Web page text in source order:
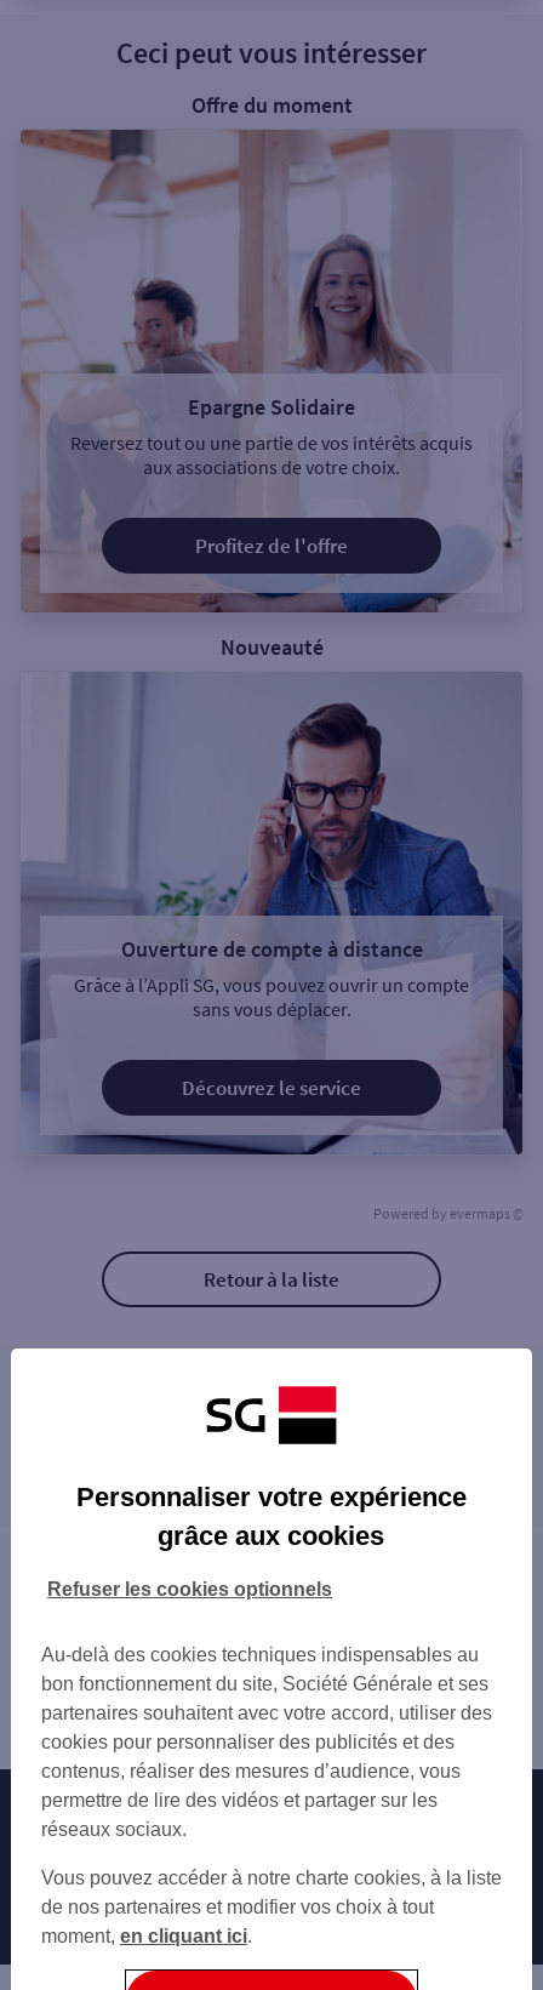
Ceci peut vous intéresser
Offre du moment
Epargne Solidaire
Reversez tout ou une partie de vos intérêts acquis
aux associations de votre choix.
Profitez de l'offre
Nouveauté
Ouverture de compte à distance
Grâce à l’Appli SG, vous pouvez ouvrir un compte
sans vous déplacer.
Découvrez le service
Powered by evermaps ©
Retour à la liste
Les distributeurs/automates à proximité
BEAUPREAU EN MAUGES 54 RUE ALFRED N
SEVREMOINE 3 RUE DU PRIEURE
SUPER U ANCENIS
VALLET 18 RUE FRANCOIS LUNEAU
TREMENTINES PL DE L ABBE THUILLIER
CLISSON 19 PL DES DOUVES
CLISSON 18 PL DES DOUVES
proximité
Vous êtes ici : Accueil
Trouver une agence bancaire
Maine-et-Loire
Montrevault
Distributeur/automate MONTREVAULT SUR EVRE 26 AV
BON AIR
Nos engagements Nous contacter
Autres sites SG
Professionnels
Entreprises
Personnaliser votre expérience
grâce aux cookies
Au-delà des cookies techniques indispensables au
bon fonctionnement du site, Société Générale et ses
partenaires souhaitent avec votre accord, utiliser des
cookies pour personnaliser des publicités et des
contenus, réaliser des mesures d’audience, vous
permettre de lire des vidéos et partager sur les
réseaux sociaux.
Vous pouvez accéder à notre charte cookies, à la liste
de nos partenaires et modifier vos choix à tout
moment, en cliquant ici.
Refuser les cookies optionnels